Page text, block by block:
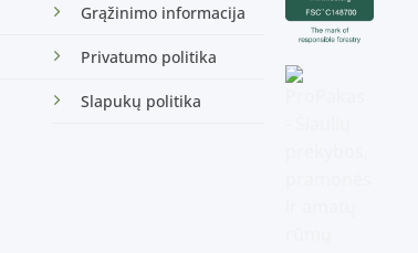
Grąžinimo informacija
Privatumo politika
Slapukų politika